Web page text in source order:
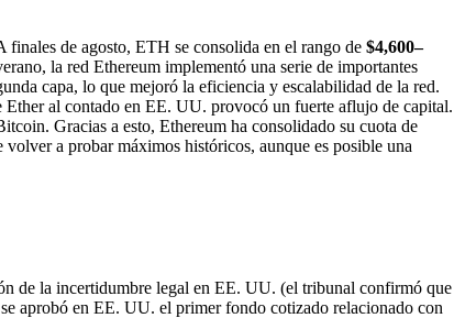
de agosto, ETH se consolida en el rango de $4,600–
la red Ethereum implementó una serie de importantes
capa, lo que mejoró la eficiencia y escalabilidad de la red.
Ether al contado en EE. UU. provocó un fuerte aflujo de capital.
Gracias a esto, Ethereum ha consolidado su cuota de
a probar máximos históricos, aunque es posible una
de la incertidumbre legal en EE. UU. (el tribunal confirmó que
aprobó en EE. UU. el primer fondo cotizado relacionado con